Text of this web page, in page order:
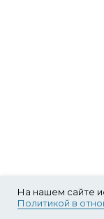
На нашем сайте
Политикой в